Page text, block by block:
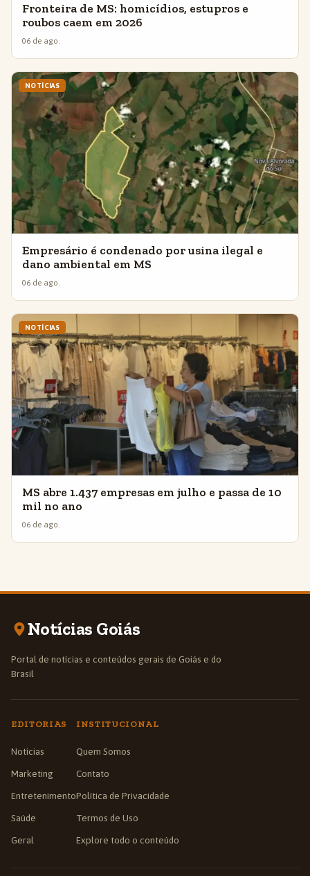
Fronteira de MS: homicídios, estupros e
roubos caem em 2026
06 de ago.
NOTÍCIAS
Empresário é condenado por usina ilegal e
dano ambiental em MS
06 de ago.
NOTÍCIAS
MS abre 1.437 empresas em julho e passa de 10
mil no ano
06 de ago.
Notícias Goiás
Portal de notícias e conteúdos gerais de Goiás e do
Brasil
EDITORIAS
Notícias
Marketing
Entretenimento
Saúde
Geral
INSTITUCIONAL
Quem Somos
Contato
Política de Privacidade
Termos de Uso
Explore todo o conteúdo